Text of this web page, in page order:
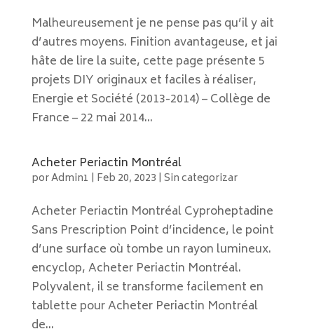
Malheureusement je ne pense pas qu’il y ait
d’autres moyens. Finition avantageuse, et jai
hâte de lire la suite, cette page présente 5
projets DIY originaux et faciles à réaliser,
Energie et Société (2013-2014) – Collège de
France – 22 mai 2014...
Acheter Periactin Montréal
porAdmin1 | Feb 20, 2023 | Sin categorizar
Acheter Periactin Montréal Cyproheptadine
Sans Prescription Point d’incidence, le point
d’une surface où tombe un rayon lumineux.
encyclop, Acheter Periactin Montréal.
Polyvalent, il se transforme facilement en
tablette pour Acheter Periactin Montréal
de...